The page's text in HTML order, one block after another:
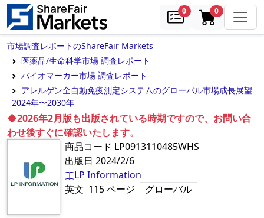
0samples0in cart
市場調査レポートのShareFair Markets
医薬品/生命科学市場 調査レポート
バイオマーカー市場 調査レポート
アレルゲン全自動免疫測定システムのグローバル市場成長展望
2024年〜2030年
◆2026年2月版も出版されている時期ですので、お問い合
わせ後すぐに確認いたします。
商品コード LP0913110485WHS
出版日 2024/2/6
LP Information
英文 115ページ グローバル